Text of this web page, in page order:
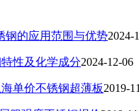
钢的应用范围与优势2024-
性及化学成分2024-12-06
单价不锈钢超薄板2019-